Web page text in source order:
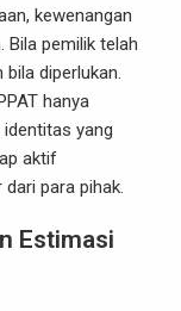
kewenangan
Bila pemilik telah
diperlukan.
hanya
yang
aktif
para pihak.
Estimasi